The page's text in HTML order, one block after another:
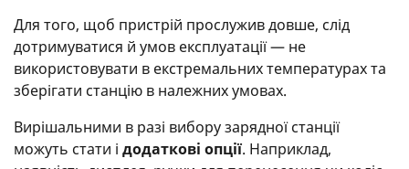
Для того, щоб пристрій прослужив довше, слід
дотримуватися й умов експлуатації — не
використовувати в екстремальних температурах та
зберігати станцію в належних умовах.
Вирішальними в разі вибору зарядної станції
можуть стати і додаткові опції. Наприклад,